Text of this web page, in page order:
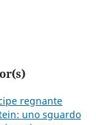
regnante
uno sguardo